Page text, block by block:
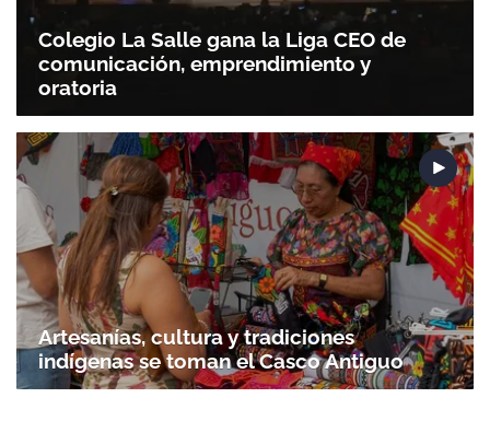
Colegio La Salle gana la Liga CEO de
comunicación, emprendimiento y
oratoria
Artesanías, cultura y tradiciones
indígenas se toman el Casco Antiguo